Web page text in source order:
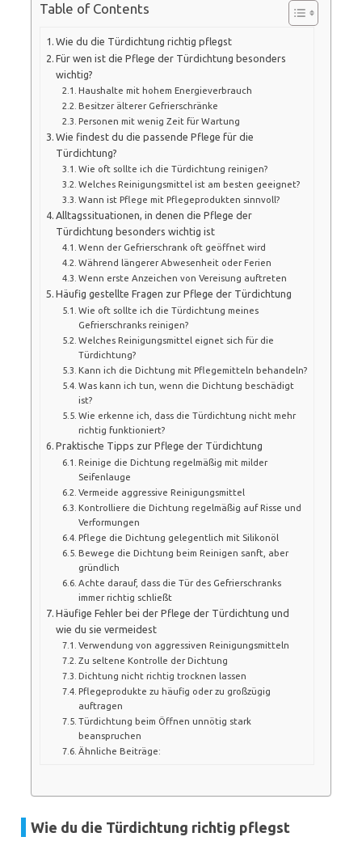
Table of Contents
Wie du die Türdichtung richtig pflegst
Für wen ist die Pflege der Türdichtung besonders
wichtig?
Haushalte mit hohem Energieverbrauch
Besitzer älterer Gefrierschränke
Personen mit wenig Zeit für Wartung
Wie findest du die passende Pflege für die
Türdichtung?
Wie oft sollte ich die Türdichtung reinigen?
Welches Reinigungsmittel ist am besten geeignet?
Wann ist Pflege mit Pflegeprodukten sinnvoll?
Alltagssituationen, in denen die Pflege der
Türdichtung besonders wichtig ist
Wenn der Gefrierschrank oft geöffnet wird
Während längerer Abwesenheit oder Ferien
Wenn erste Anzeichen von Vereisung auftreten
Häufig gestellte Fragen zur Pflege der Türdichtung
Wie oft sollte ich die Türdichtung meines
Gefrierschranks reinigen?
Welches Reinigungsmittel eignet sich für die
Türdichtung?
Kann ich die Dichtung mit Pflegemitteln behandeln?
Was kann ich tun, wenn die Dichtung beschädigt
ist?
Wie erkenne ich, dass die Türdichtung nicht mehr
richtig funktioniert?
Praktische Tipps zur Pflege der Türdichtung
Reinige die Dichtung regelmäßig mit milder
Seifenlauge
Vermeide aggressive Reinigungsmittel
Kontrolliere die Dichtung regelmäßig auf Risse und
Verformungen
Pflege die Dichtung gelegentlich mit Silikonöl
Bewege die Dichtung beim Reinigen sanft, aber
gründlich
Achte darauf, dass die Tür des Gefrierschranks
immer richtig schließt
Häufige Fehler bei der Pflege der Türdichtung und
wie du sie vermeidest
Verwendung von aggressiven Reinigungsmitteln
Zu seltene Kontrolle der Dichtung
Dichtung nicht richtig trocknen lassen
Pflegeprodukte zu häufig oder zu großzügig
auftragen
Türdichtung beim Öffnen unnötig stark
beanspruchen
Ähnliche Beiträge:
Wie du die Türdichtung richtig pflegst